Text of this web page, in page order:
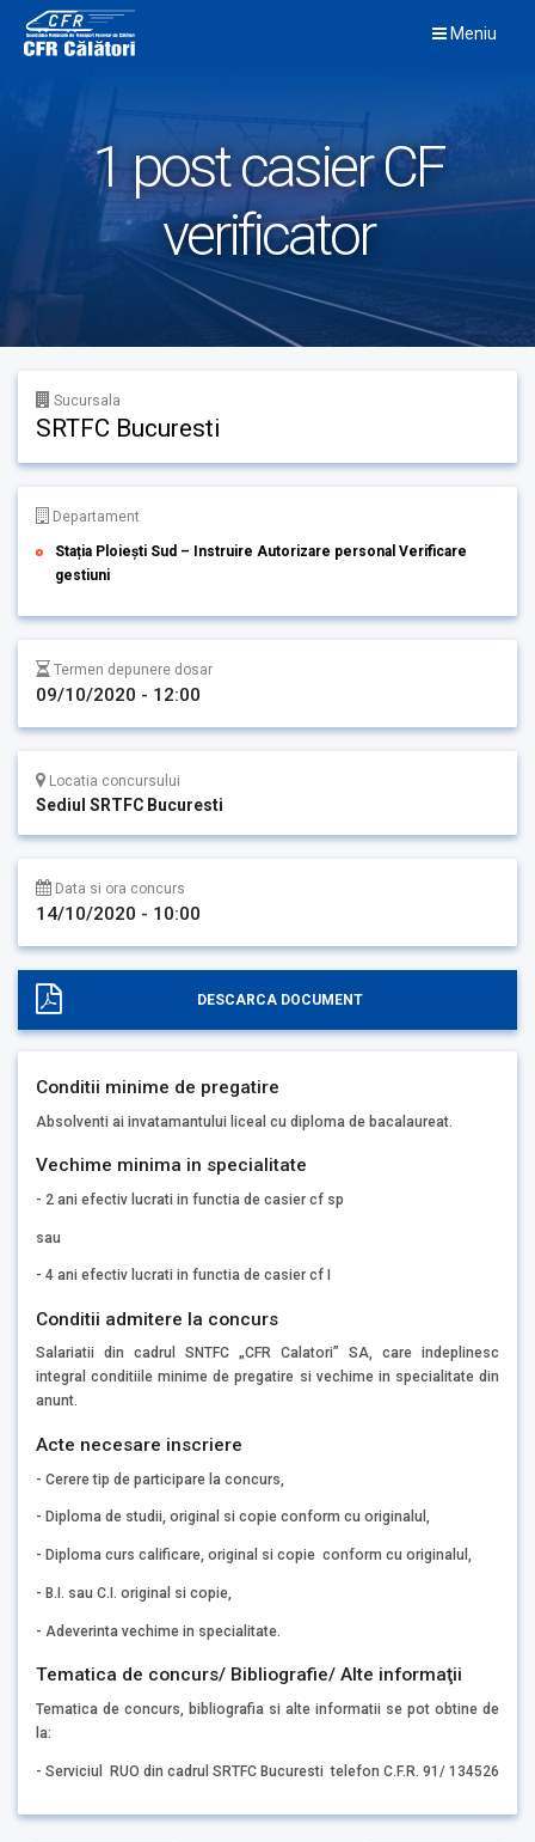
content
Meniu
1 post casier CF
verificator
Sucursala
SRTFC Bucuresti
Departament
Stația Ploiești Sud – Instruire Autorizare personal Verificare
gestiuni
Termen depunere dosar
09/10/2020 - 12:00
Locatia concursului
Sediul SRTFC Bucuresti
Data si ora concurs
14/10/2020 - 10:00
DESCARCA DOCUMENT
Conditii minime de pregatire
Absolventi ai invatamantului liceal cu diploma de bacalaureat.
Vechime minima in specialitate
- 2 ani efectiv lucrati in functia de casier cf sp
sau
- 4 ani efectiv lucrati in functia de casier cf I
Conditii admitere la concurs
Salariatii din cadrul SNTFC „CFR Calatori” SA, care indeplinesc
integral conditiile minime de pregatire si vechime in specialitate din
anunt.
Acte necesare inscriere
- Cerere tip de participare la concurs,
- Diploma de studii, original si copie conform cu originalul,
- Diploma curs calificare, original si copie conform cu originalul,
- B.I. sau C.I. original si copie,
- Adeverinta vechime in specialitate.
Tematica de concurs/ Bibliografie/ Alte informaţii
Tematica de concurs, bibliografia si alte informatii se pot obtine de
la:
- Serviciul RUO din cadrul SRTFC Bucuresti telefon C.F.R. 91/ 134526